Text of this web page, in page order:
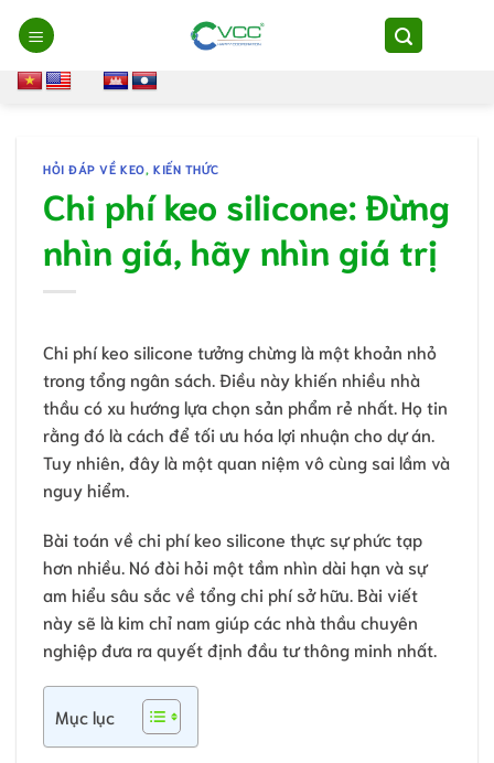
Chuyển
đến
nội
dung
HỎI ĐÁP VỀ KEO, KIẾN THỨC
Chi phí keo silicone: Đừng
nhìn giá, hãy nhìn giá trị
Chi phí keo silicone tưởng chừng là một khoản nhỏ
trong tổng ngân sách. Điều này khiến nhiều nhà
thầu có xu hướng lựa chọn sản phẩm rẻ nhất. Họ tin
rằng đó là cách để tối ưu hóa lợi nhuận cho dự án.
Tuy nhiên, đây là một quan niệm vô cùng sai lầm và
nguy hiểm.
Bài toán về chi phí keo silicone thực sự phức tạp
hơn nhiều. Nó đòi hỏi một tầm nhìn dài hạn và sự
am hiểu sâu sắc về tổng chi phí sở hữu. Bài viết
này sẽ là kim chỉ nam giúp các nhà thầu chuyên
nghiệp đưa ra quyết định đầu tư thông minh nhất.
Mục lục